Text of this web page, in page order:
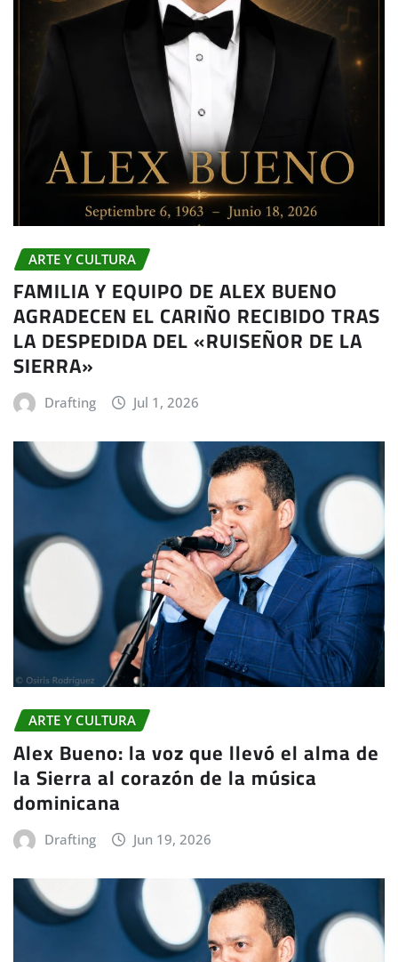
ARTE Y CULTURA
FAMILIA Y EQUIPO DE ALEX BUENO
AGRADECEN EL CARIÑO RECIBIDO TRAS
LA DESPEDIDA DEL «RUISEÑOR DE LA
SIERRA»
Drafting Jul 1, 2026
ARTE Y CULTURA
Alex Bueno: la voz que llevó el alma de
la Sierra al corazón de la música
dominicana
Drafting Jun 19, 2026